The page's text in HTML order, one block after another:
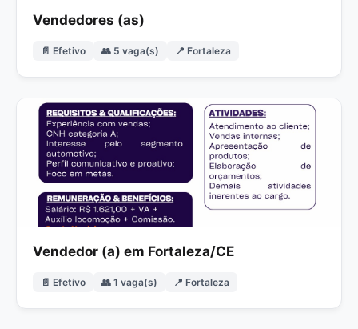
Vendedores (as)
📄 Efetivo 👥 5 vaga(s) 📍 Fortaleza
Vendedor (a) em Fortaleza/CE
📄 Efetivo 👥 1 vaga(s) 📍 Fortaleza